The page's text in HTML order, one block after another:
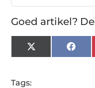
Goed artikel?
X
(Twitter)
Tags: